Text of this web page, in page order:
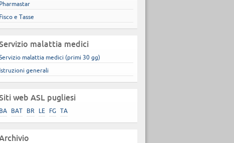
Pharmastar
Fisco e Tasse
malattia medici
malattia medici (primi 30 gg)
Istruzioni generali
web ASL pugliesi
BA BAT BR LE FG TA